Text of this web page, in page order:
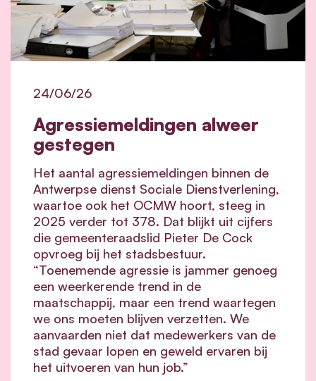
Agressiemeldingen alweer
gestegen
24/06/26
Het aantal agressiemeldingen binnen de
Antwerpse dienst Sociale Dienstverlening,
waartoe ook het OCMW hoort, steeg in
2025 verder tot 378. Dat blijkt uit cijfers
die gemeenteraadslid Pieter De Cock
opvroeg bij het stadsbestuur.
“Toenemende agressie is jammer genoeg
een weerkerende trend in de
maatschappij, maar een trend waartegen
we ons moeten blijven verzetten. We
aanvaarden niet dat medewerkers van de
stad gevaar lopen en geweld ervaren bij
het uitvoeren van hun job.”